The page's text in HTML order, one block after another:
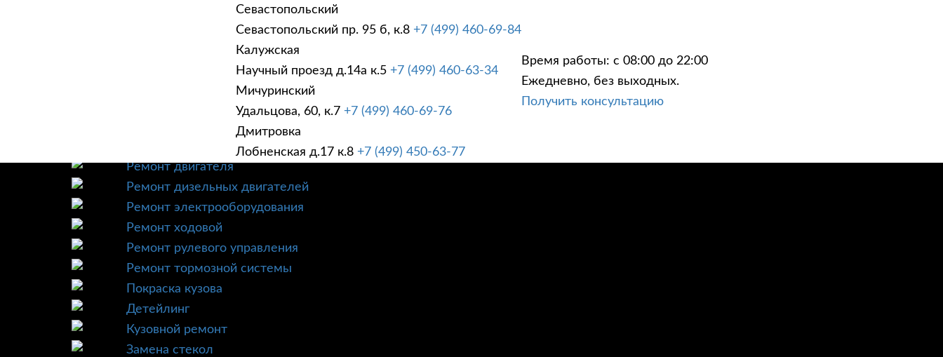
Севастопольский
Севастопольский пр. 95 б, к.8 +7 (499) 460-69-84
Калужская
Научный проезд д.14а к.5 +7 (499) 460-63-34
Мичуринский
Удальцова, 60, к.7 +7 (499) 460-69-76
Дмитровка
Лобненская д.17 к.8 +7 (499) 450-63-77
Время работы: с 08:00 до 22:00
Ежедневно, без выходных.
Получить консультацию
УСЛУГИ АКЦИИ
Техническое обслуживание
Ремонт трансмиссии
Ремонт двигателя
Ремонт дизельных двигателей
Ремонт электрооборудования
Ремонт ходовой
Ремонт рулевого управления
Ремонт тормозной системы
Покраска кузова
Детейлинг
Кузовной ремонт
Замена стекол